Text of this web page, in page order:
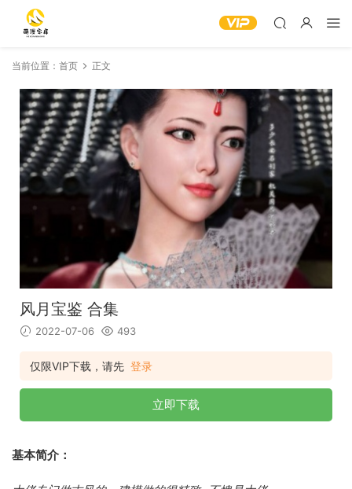
当前位置： 首页 正文
风月宝鉴 合集
2022-07-06 493
仅限VIP下载，请先 登录
立即下载
基本简介：